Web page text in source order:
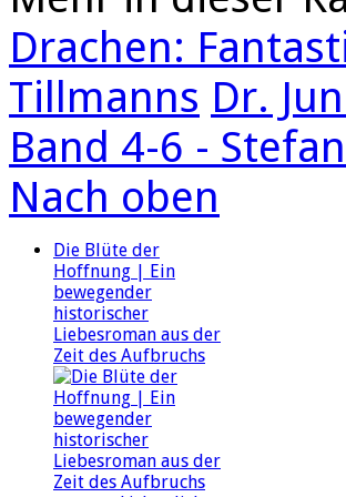
Drachen:
Tillmanns Dr.
Band 4-6 -
Nach oben
Die Blüte der
Hoffnung | Ein
bewegender
historischer
Liebesroman aus der
Zeit des Aufbruchs